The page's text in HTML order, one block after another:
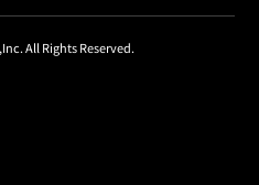
All Rights Reserved.